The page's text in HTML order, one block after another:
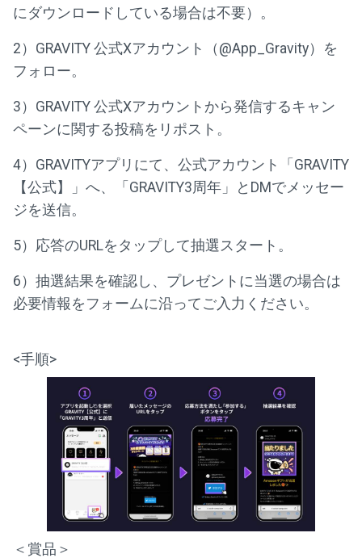
にダウンロードしている場合は不要）。
2）GRAVITY 公式Xアカウント（@App_Gravity）を
フォロー。
3）GRAVITY 公式Xアカウントから発信するキャン
ペーンに関する投稿をリポスト。
4）GRAVITYアプリにて、公式アカウント「GRAVITY
【公式】」へ、「GRAVITY3周年」とDMでメッセー
ジを送信。
5）応答のURLをタップして抽選スタート。
6）抽選結果を確認し、プレゼントに当選の場合は
必要情報をフォームに沿ってご入力ください。
<手順>
＜賞品＞